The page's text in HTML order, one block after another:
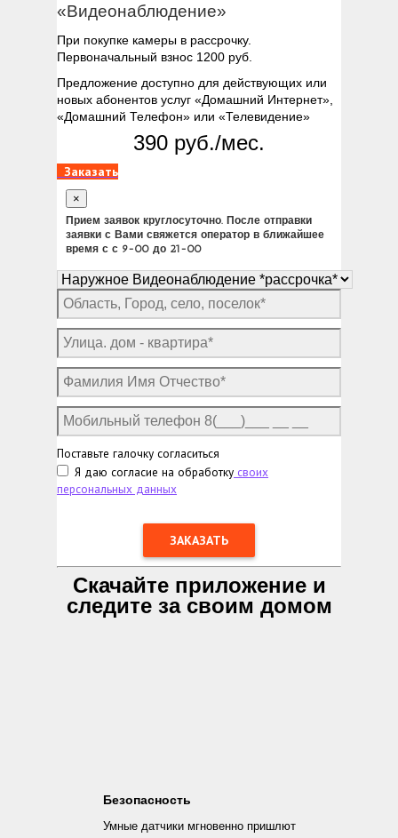
«Видеонаблюдение»
При покупке камеры в рассрочку.
Первоначальный взнос 1200 руб.
Предложение доступно для действующих или
новых абонентов услуг «Домашний Интернет»,
«Домашний Телефон» или «Телевидение»
390 руб./мес.
Заказать
×
Прием заявок круглосуточно. После отправки
заявки с Вами свяжется оператор в ближайшее
время с с 9-00 до 21-00
Поставьте галочку согласиться
Я даю согласие на обработку своих
персональных данных
Скачайте приложение и
следите за своим домом
Безопасность
Умные датчики мгновенно пришлют